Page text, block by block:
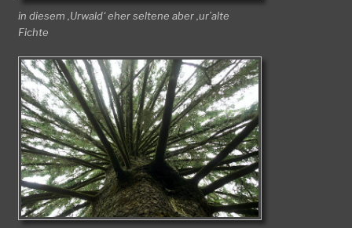
in diesem ‚Urwald‘ eher seltene aber ‚ur’alte
Fichte